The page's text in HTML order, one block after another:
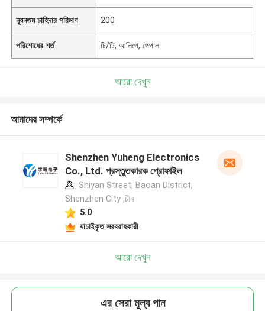
ন্যূনতম চাহিদার পরিমাণ 200
পরিশোধের শর্ত টি/টি, আলিপে, পেপাল
আরো দেখুন
আমাদের সম্পর্কে
Shenzhen Yuheng Electronics
Co., Ltd. প্রস্তুতকারক প্রোফাইল
Shiyan Street, Baoan District,
Shenzhen City ,চীন
5.0
যাচাইকৃত সরবরাহকারী
আরো দেখুন
এর সেরা মূল্য পান